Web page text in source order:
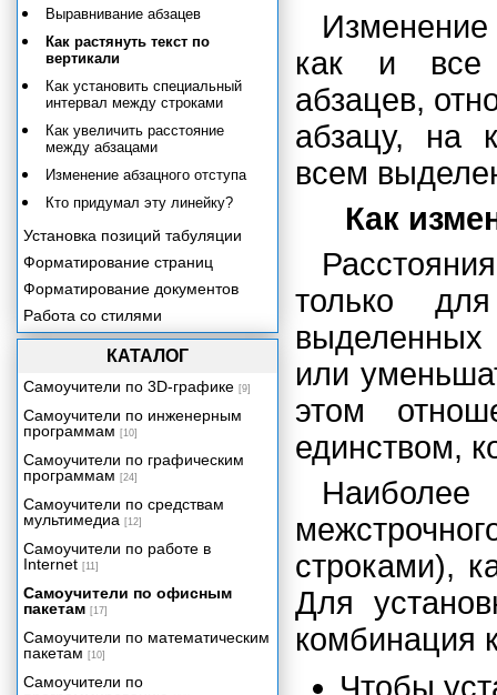
как и все
абзацев,
абзацу, на
всем
Как
только
или
этом
единством,
строками),
Для
комбинация
Чтобы
Выравнивание абзацев
Как растянуть текст по
вертикали
Как установить специальный
интервал между строками
Как увеличить расстояние
между абзацами
Изменение абзацного отступа
Кто придумал эту линейку?
Установка позиций табуляции
Форматирование страниц
Форматирование документов
Работа со стилями
Шаблоны документов
форматирования
Рамки, границы и затенение
Работа с таблицами
В колонки стройся!
Рисунки и картинки
Вставка объектов
У меня есть план!
Работа над документом
совместно с другими
пользователями
Управление документами
Настройка Word
КАТАЛОГ
Самоучители по 3D-графике [9]
Самоучители по инженерным
программам [10]
Самоучители по графическим
программам [24]
Самоучители по средствам
мультимедиа [12]
Самоучители по работе в
Internet [11]
Самоучители по офисным
пакетам [17]
Самоучители по математическим
пакетам [10]
Самоучители по